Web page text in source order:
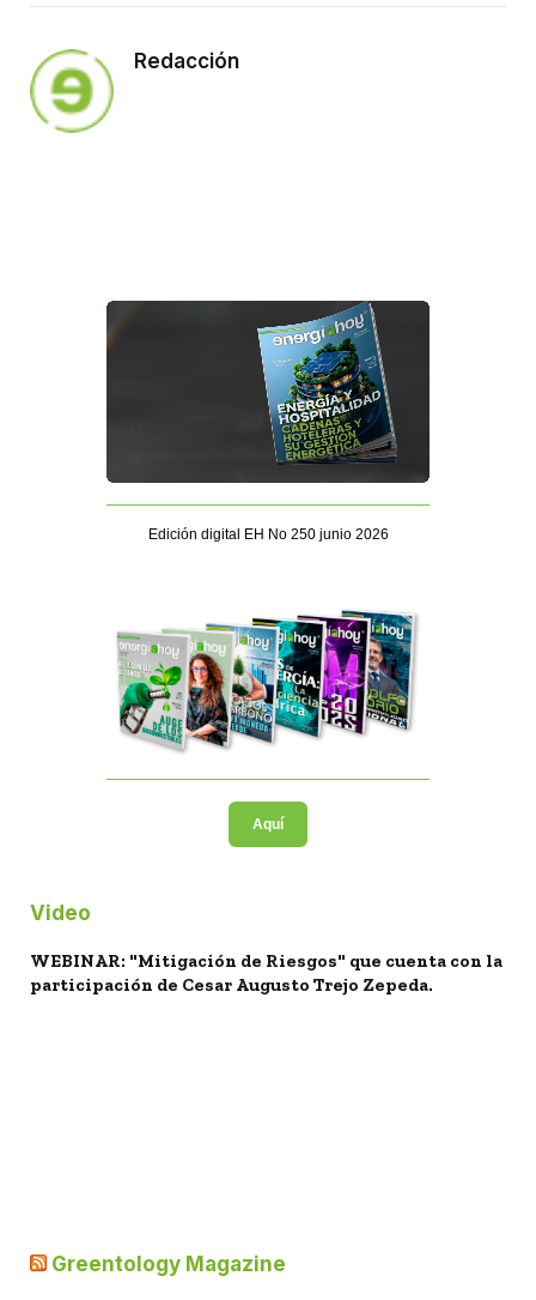
Redacción
Edición digital EH No 250 junio 2026
Aquí
Video
WEBINAR: "Mitigación de Riesgos" que cuenta con la
participación de Cesar Augusto Trejo Zepeda.
Greentology Magazine